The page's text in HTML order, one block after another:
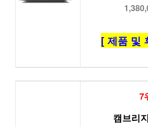
[ 제품 및
7
캠브리